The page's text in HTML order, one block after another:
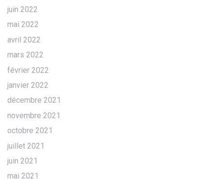
juin 2022
mai 2022
avril 2022
mars 2022
février 2022
janvier 2022
décembre 2021
novembre 2021
octobre 2021
juillet 2021
juin 2021
mai 2021